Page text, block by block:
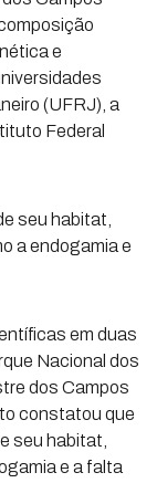
e
(UFRJ), a
Federal
seu habitat,
a endogamia e
em duas
Nacional dos
dos Campos
constatou que
seu habitat,
e a falta